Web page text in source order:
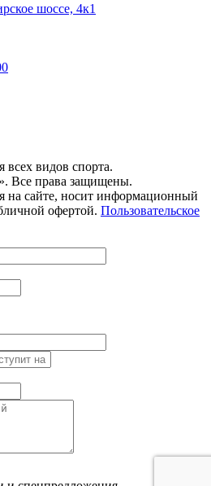
шоссе, 4к1
видов спорта.
Все права защищены.
на сайте, носит информационный
офертой. Пользовательское